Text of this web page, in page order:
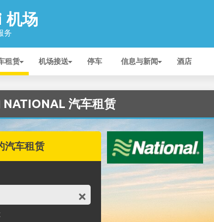
机场
务
租赁 机场接送 停车 信息与新闻 酒店
汽车租赁
汽车租赁